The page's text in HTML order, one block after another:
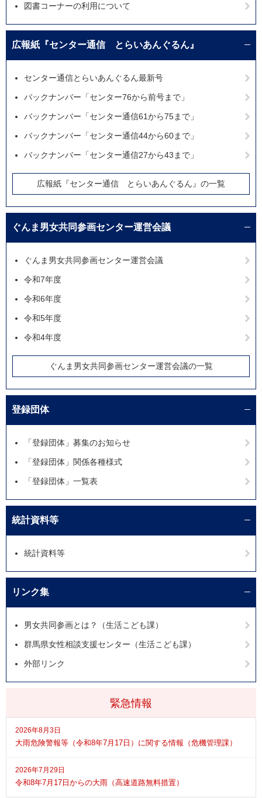
緊急情報
2026年8月3日
大雨危険警報等（令和8年7月17日）に関する情報（危機管理課）
2026年7月29日
令和8年7月17日からの大雨（高速道路無料措置）
図書コーナーの利用について
広報紙『センター通信 とらいあんぐるん』
センター通信とらいあんぐるん最新号
バックナンバー「センター76から前号まで」
バックナンバー「センター通信61から75まで」
バックナンバー「センター通信44から60まで」
バックナンバー「センター通信27から43まで」
広報紙『センター通信 とらいあんぐるん』の一覧
ぐんま男女共同参画センター運営会議
ぐんま男女共同参画センター運営会議
令和7年度
令和6年度
令和5年度
令和4年度
ぐんま男女共同参画センター運営会議の一覧
登録団体
「登録団体」募集のお知らせ
「登録団体」関係各種様式
「登録団体」一覧表
統計資料等
統計資料等
リンク集
男女共同参画とは？（生活こども課）
群馬県女性相談支援センター（生活こども課）
外部リンク